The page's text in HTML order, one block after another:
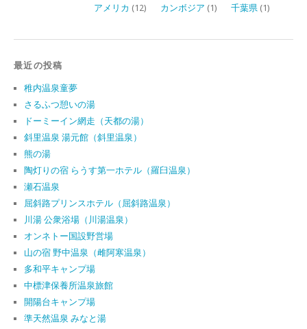
アメリカ (12) カンボジア (1) 千葉県 (1)
最近の投稿
稚内温泉童夢
さるふつ憩いの湯
ドーミーイン網走（天都の湯）
斜里温泉 湯元館（斜里温泉）
熊の湯
陶灯りの宿 らうす第一ホテル（羅臼温泉）
瀬石温泉
屈斜路プリンスホテル（屈斜路温泉）
川湯 公衆浴場（川湯温泉）
オンネトー国設野営場
山の宿 野中温泉（雌阿寒温泉）
多和平キャンプ場
中標津保養所温泉旅館
開陽台キャンプ場
準天然温泉 みなと湯